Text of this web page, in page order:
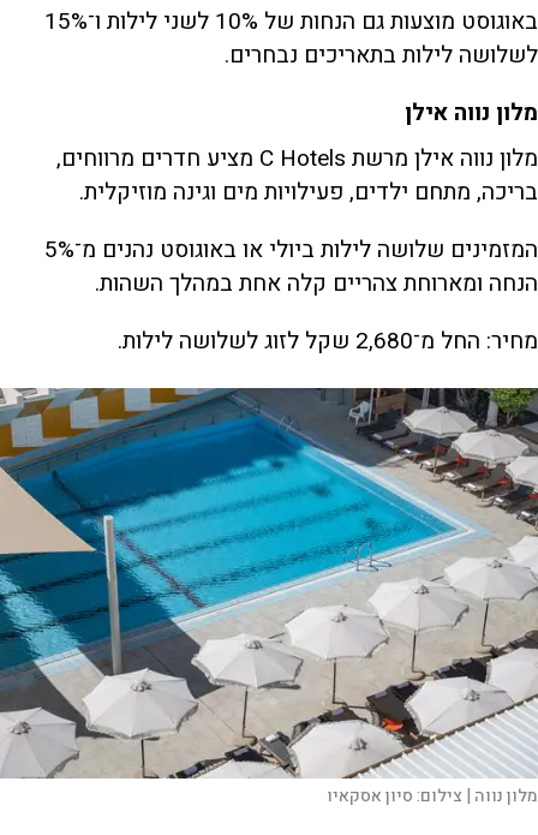
באוגוסט מוצעות גם הנחות של 10% לשני לילות ו־15%
לשלושה לילות בתאריכים נבחרים.
מלון נווה אילן
מלון נווה אילן מרשת C Hotels מציע חדרים מרווחים,
בריכה, מתחם ילדים, פעילויות מים וגינה מוזיקלית.
המזמינים שלושה לילות ביולי או באוגוסט נהנים מ־5%
הנחה ומארוחת צהריים קלה אחת במהלך השהות.
מחיר: החל מ־2,680 שקל לזוג לשלושה לילות.
מלון נווה | צילום:סיון אסקאיו